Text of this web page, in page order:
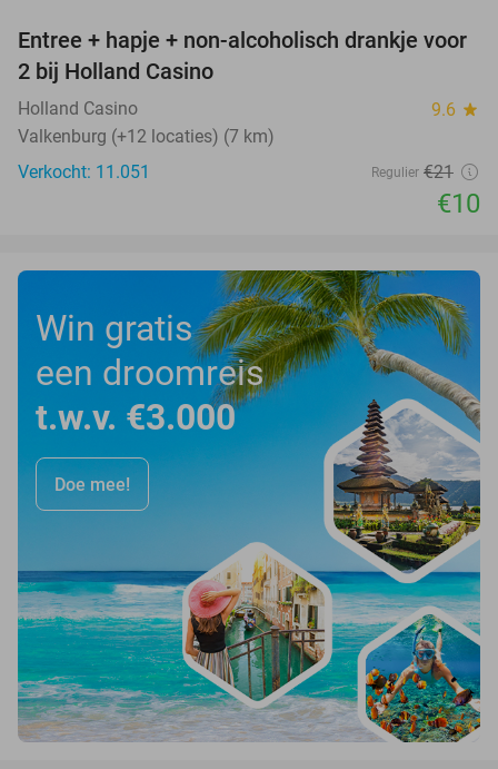
52%
Entree + hapje + non-alcoholisch drankje voor
2 bij Holland Casino
Holland Casino 9.6 star
Valkenburg (+12 locaties) (7 km)
Verkocht: 11.051
Regulier €21
€10
Win gratis
een droomreis
t.w.v. €3.000
Doe mee!